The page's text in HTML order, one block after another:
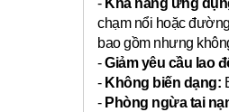
- Khả năng ứng
chạm nổi hoặc
bao gồm nhưng
-Giảm yêu cầu lao
- Không biến dạng:
- Phòng ngừa tai